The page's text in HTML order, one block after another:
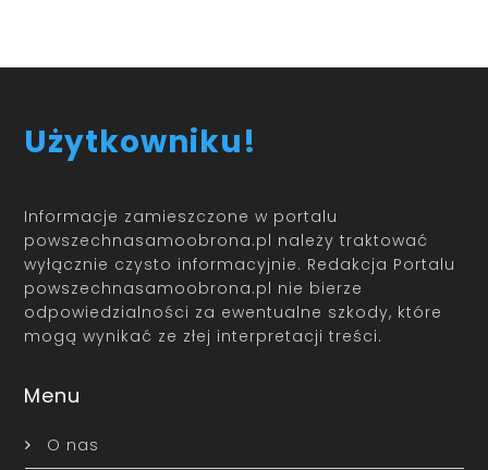
Użytkowniku!
Informacje zamieszczone w portalu
powszechnasamoobrona.pl należy traktować
wyłącznie czysto informacyjnie. Redakcja Portalu
powszechnasamoobrona.pl nie bierze
odpowiedzialności za ewentualne szkody, które
mogą wynikać ze złej interpretacji treści.
Menu
O nas